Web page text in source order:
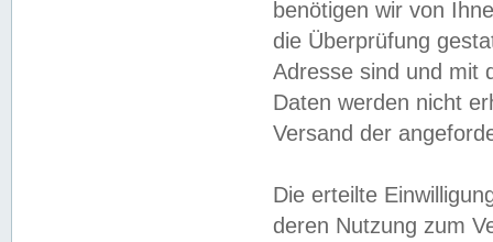
benötigen wir von
die Überprüfung
Adresse sind und mit
Daten werden nicht
Versand der
Die erteilte
deren Nutzung zum